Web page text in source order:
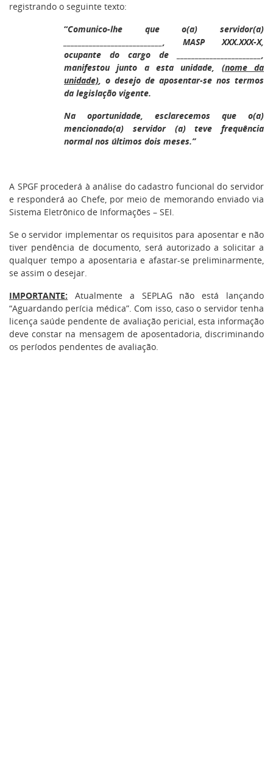
registrando o seguinte texto:
“Comunico-lhe que o(a) servidor(a)
___________________________, MASP XXX.XXX-X,
ocupante do cargo de _______________________,
manifestou junto a esta unidade, (nome da
unidade), o desejo de aposentar-se nos termos
da legislação vigente.
Na oportunidade, esclarecemos que o(a)
mencionado(a) servidor (a) teve frequência
normal nos últimos dois meses.”
A SPGF procederá à análise do cadastro funcional do servidor
e responderá ao Chefe, por meio de memorando enviado via
Sistema Eletrônico de Informações – SEI.
Se o servidor implementar os requisitos para aposentar e não
tiver pendência de documento, será autorizado a solicitar a
qualquer tempo a aposentaria e afastar-se preliminarmente,
se assim o desejar.
IMPORTANTE: Atualmente a SEPLAG não está lançando
“Aguardando perícia médica”. Com isso, caso o servidor tenha
licença saúde pendente de avaliação pericial, esta informação
deve constar na mensagem de aposentadoria, discriminando
os períodos pendentes de avaliação.